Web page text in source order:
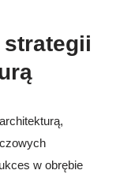
w obrębie